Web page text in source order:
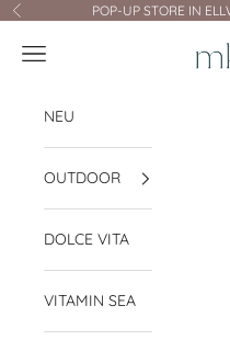
Zum Inhalt springen
Zurück POP-UP STORE IN
Navigationsmenü öffnen
NEU
OUTDOOR
DOLCE VITA
VITAMIN SEA